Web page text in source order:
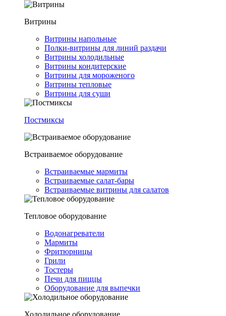
Витрины
Витрины напольные
Полки-витрины для линий раздачи
Витрины холодильные
Витрины кондитерские
Витрины для мороженого
Витрины тепловые
Витрины для суши
Постмиксы
Встраиваемое оборудование
Встраиваемые мармиты
Встраиваемые салат-бары
Встраиваемые витрины для салатов
Тепловое оборудование
Водонагреватели
Мармиты
Фритюрницы
Грили
Тостеры
Печи для пиццы
Оборудование для выпечки
Холодильное оборудование